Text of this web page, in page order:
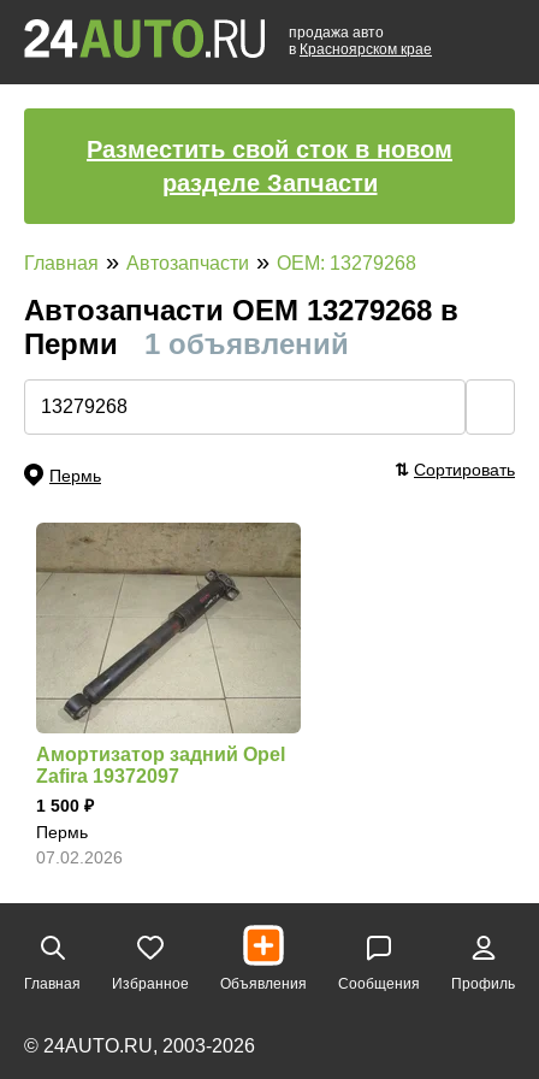
продажа авто
в Красноярском крае
Разместить свой сток в новом
разделе Запчасти
Главная » Автозапчасти » OEM: 13279268
Автозапчасти ОЕМ 13279268 в
Перми
1 объявлений
Пермь ⇅ Сортировать
Амортизатор задний Opel
Zafira 19372097
1 500
Пермь
07.02.2026
Главная Избранное Объявления Сообщения Профиль
© 24AUTO.RU, 2003-2026